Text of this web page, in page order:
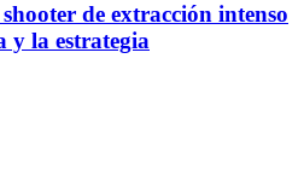
de extracción intenso
y la estrategia